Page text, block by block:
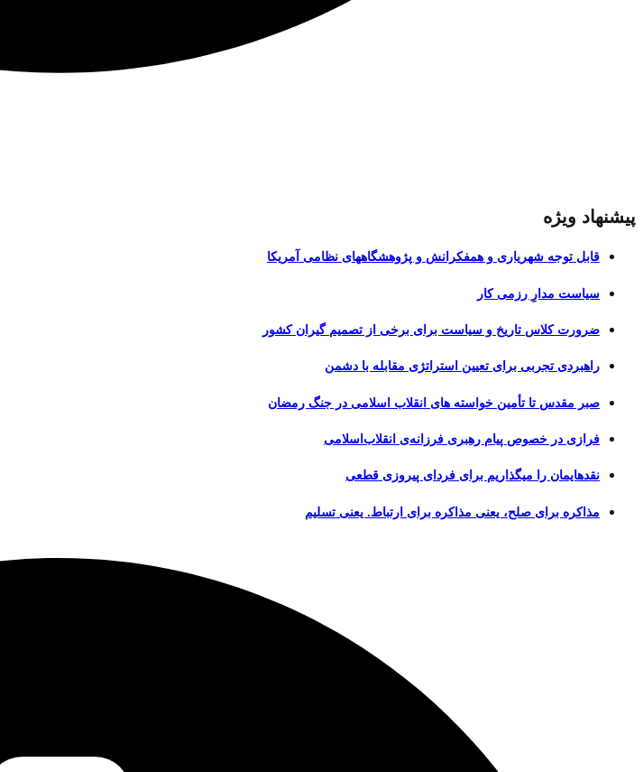
پیشنهاد ویژه
قابل توجه شهریاری و همفکرانش و پژوهشگاههای نظامی آمریکا
سیاست مدارِ رزمی کار
ضرورت کلاس تاریخ و سیاست برای برخی از تصمیم گیران کشور
راهبردی تجربی برای تعیین استراتژی مقابله با دشمن
صبر مقدس تا تأمین خواسته های انقلاب اسلامی در جنگ رمضان
فرازی در خصوص پیام رهبری فرزانه‌ی انقلاب‌اسلامی
نقدهایمان را میگذاریم برای فردای پیروزی قطعی
مذاکره برای صلح، یعنی مذاکره برای ارتباط. یعنی تسلیم